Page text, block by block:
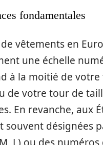
fondamentales
vêtements en
une échelle
à la moitié de
de votre tour de
En revanche, aux
souvent désignées
L) ou des numéros